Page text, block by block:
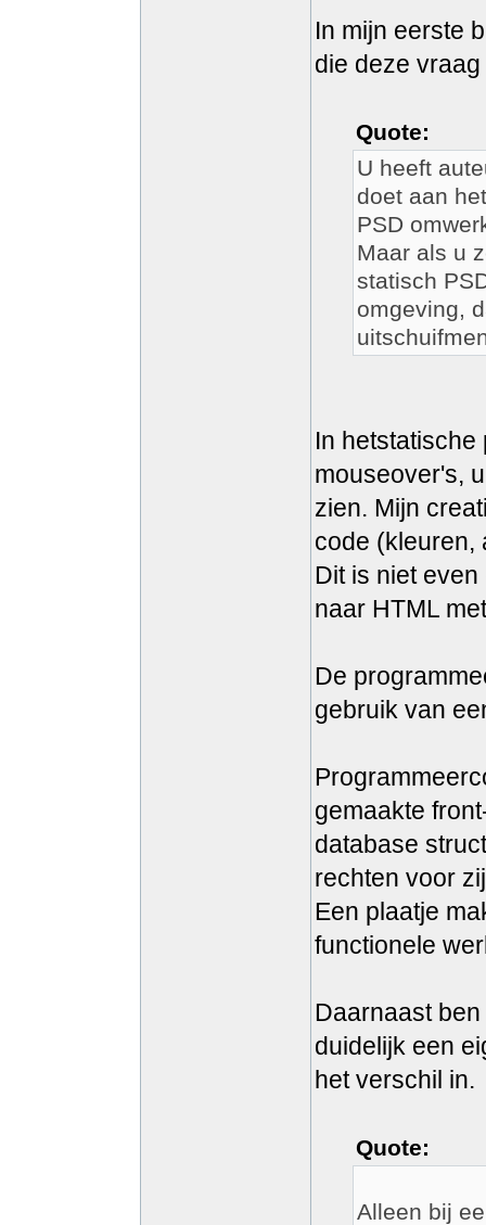
In mijn eerste
die deze
Quote:
U heeft
doet aan
PSD
Maar als u
statisch
omgeving,
In
mouseover's,
zien. Mijn
code (kleuren,
Dit is niet
naar HTML
De
gebruik van
gemaakte
database
rechten voor
Een plaatje
functionele
Daarnaast
duidelijk een
het verschil in.
Quote:
Alleen bij